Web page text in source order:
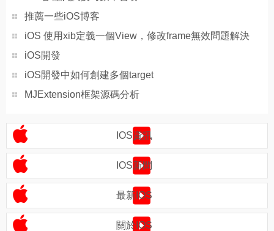
推薦一些iOS博客
iOS 使用xib定義一個View，修改frame無效問題解決
iOS開發
iOS開發中如何創建多個target
MJExtension框架源碼分析
IOS資訊
IOS新聞
最新IOS
關於IOS